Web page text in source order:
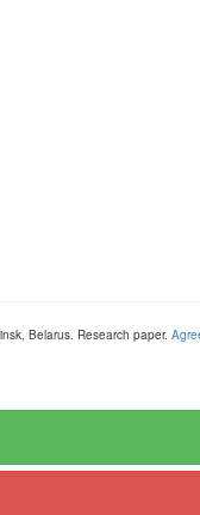
Belarus. Research paper.